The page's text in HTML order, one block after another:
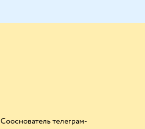
Сооснователь телеграм-